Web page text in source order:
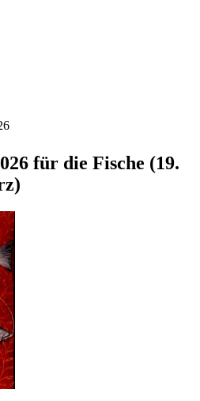
für die Fische (19.